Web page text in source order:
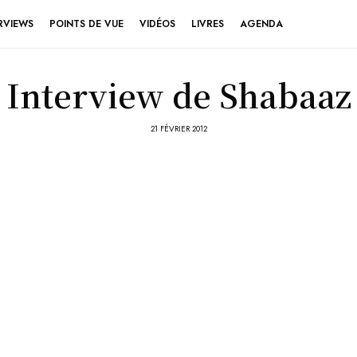
POINTS DE VUE VIDÉOS LIVRES AGENDA
Interview de Shabaaz
21 FÉVRIER 2012